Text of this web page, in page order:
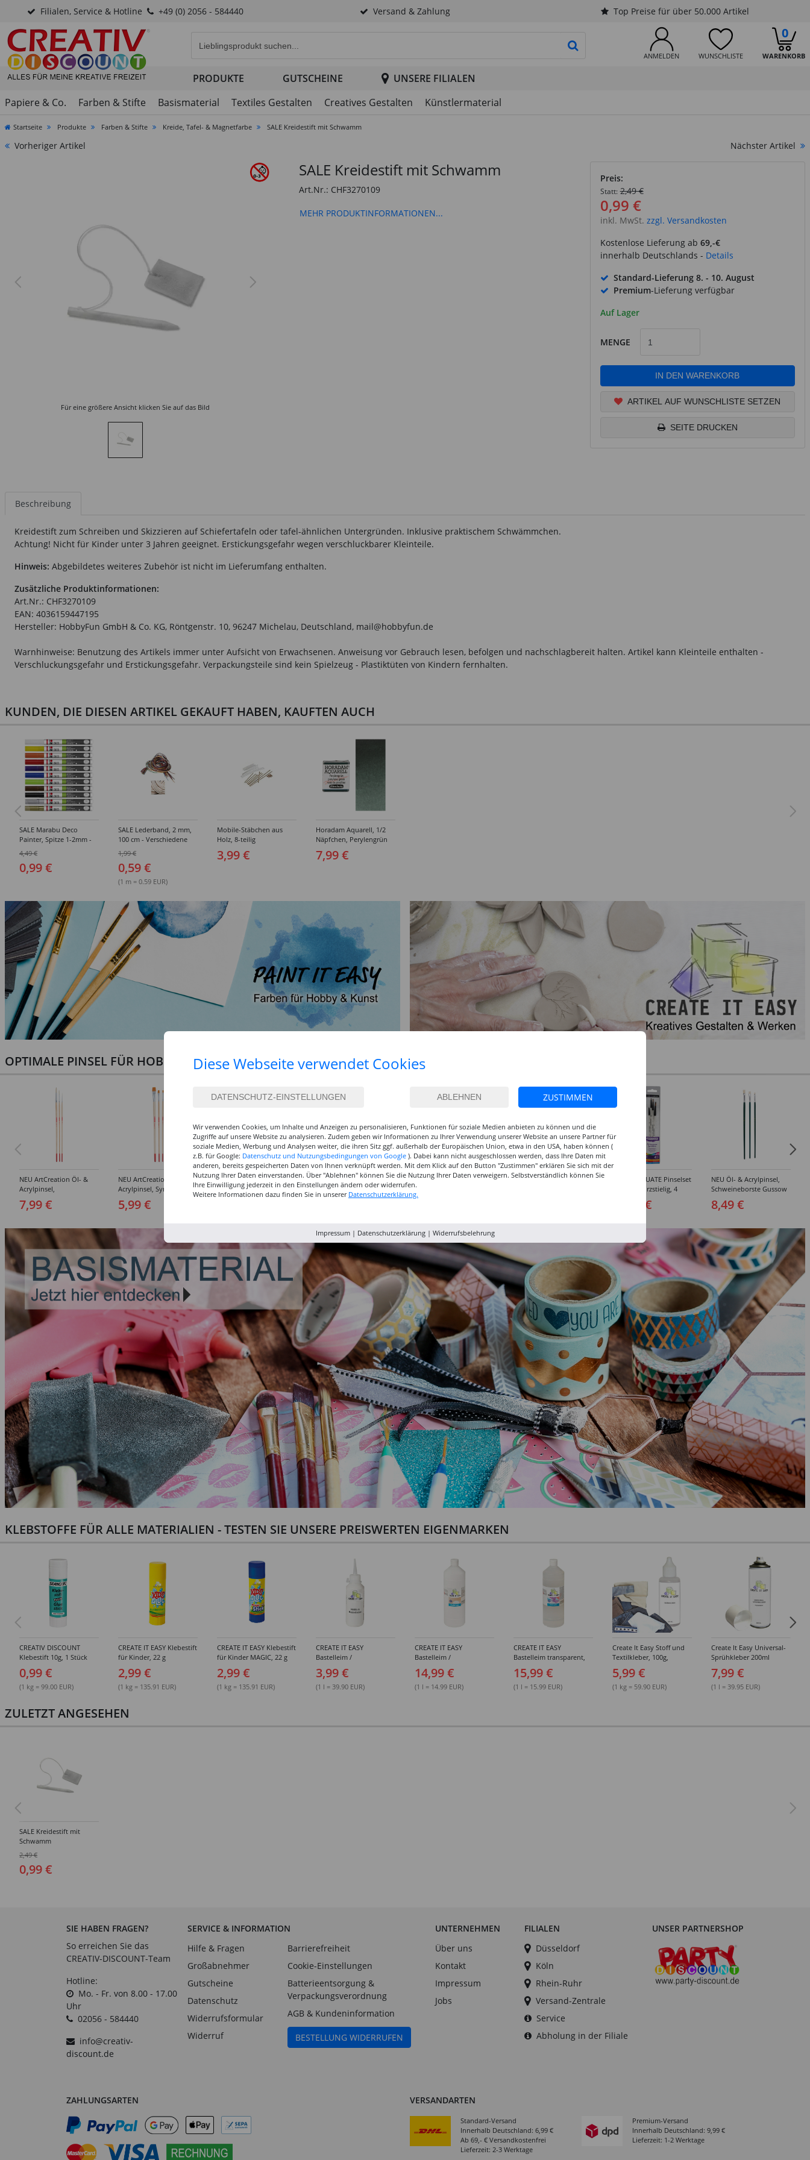
Filialen, Service & Hotline +49 (0) 2056 - 584440 Versand & Zahlung Top Preise für über 50.000 Artikel
ANMELDEN WUNSCHLISTE WARENKORB
0
PRODUKTSUCHE STARTEN
PRODUKTE GUTSCHEINE
UNSERE FILIALEN
Papiere & Co.
Farben & Stifte Basismaterial Textiles Gestalten Creatives Gestalten Künstlermaterial
Startseite Produkte Farben & Stifte Kreide, Tafel- & Magnetfarbe SALE Kreidestift mit Schwamm
Vorheriger Artikel Nächster Artikel
Für eine größere Ansicht klicken Sie auf das Bild
SALE Kreidestift mit Schwamm
Art.Nr.: CHF3270109
MEHR PRODUKTINFORMATIONEN...
Preis:
Statt: 2,49 €
0,99 €
inkl. MwSt. zzgl. Versandkosten
Kostenlose Lieferung ab 69,-€
innerhalb Deutschlands - Details
Standard-Lieferung 8. - 10. August
Premium-Lieferung verfügbar
Auf Lager
MENGE
IN DEN WARENKORB
ARTIKEL AUF WUNSCHLISTE SETZEN
SEITE DRUCKEN
Beschreibung
Kreidestift zum Schreiben und Skizzieren auf Schiefertafeln oder tafel-ähnlichen Untergründen. Inklusive praktischem Schwämmchen.
Achtung! Nicht für Kinder unter 3 Jahren geeignet. Erstickungsgefahr wegen verschluckbarer Kleinteile.
Hinweis: Abgebildetes weiteres Zubehör ist nicht im Lieferumfang enthalten.
Zusätzliche Produktinformationen:
Art.Nr.: CHF3270109
EAN: 4036159447195
Hersteller: HobbyFun GmbH & Co. KG, Röntgenstr. 10, 96247 Michelau, Deutschland, mail@hobbyfun.de
Warnhinweise: Benutzung des Artikels immer unter Aufsicht von Erwachsenen. Anweisung vor Gebrauch lesen, befolgen und nachschlagbereit halten. Artikel kann Kleinteile enthalten -
Verschluckungsgefahr und Erstickungsgefahr. Verpackungsteile sind kein Spielzeug - Plastiktüten von Kindern fernhalten.
KUNDEN, DIE DIESEN ARTIKEL GEKAUFT HABEN, KAUFTEN AUCH
SALE Marabu Deco
Painter, Spitze 1-2mm -
Verschiedene Farbtöne
4,49 €
0,99 €
SALE Lederband, 2 mm,
100 cm - Verschiedene
Farben
1,99 €
0,59 €
(1 m = 0.59 EUR)
Mobile-Stäbchen aus
Holz, 8-teilig
3,99 €
Horadam Aquarell, 1/2
Näpfchen, Perylengrün
7,99 €
OPTIMALE PINSEL FÜR HOBBY & KUNST
NEU ArtCreation Öl- &
Acrylpinsel,
3er Set, No. 2, 6, 10
7,99 €
NEU ArtCreation Öl- &
Acrylpinsel, Synthetik,
Flachpinsel, 4, 8, 16
5,99 €
NEU GRADUATE Pinselset
Rund, kurzstielig, 3
Synthetikpinsel
NEU GRADUATE
Pinselset, langsteilig, 3
Synthetikpinsel
NEU GRADUATE Pinselset
kurzstielig 4
Synthetikpinsel
15,99 €
Marabu Pinselset Basics
NEU GRADUATE Pinselset
"Detail“, kurzstielig, 4
15,99 €
NEU Öl- & Acrylpinsel,
Schweineborste Gussow
8,49 €
KLEBSTOFFE FÜR ALLE MATERIALIEN - TESTEN SIE UNSERE PREISWERTEN EIGENMARKEN
CREATIV DISCOUNT
Klebestift 10g, 1 Stück
0,99 €
(1 kg = 99.00 EUR)
CREATE IT EASY Klebestift
für Kinder, 22 g
2,99 €
(1 kg = 135.91 EUR)
CREATE IT EASY Klebestift
für Kinder MAGIC, 22 g
2,99 €
(1 kg = 135.91 EUR)
CREATE IT EASY
Bastelleim /
Buchbinderleim, 100 ml
3,99 €
(1 l = 39.90 EUR)
CREATE IT EASY
Bastelleim /
Buchbinderleim, 1000 ml
14,99 €
(1 l = 14.99 EUR)
CREATE IT EASY
Bastelleim transparent,
ohne Lösungsmittel,
1000 ml
15,99 €
(1 l = 15.99 EUR)
Create It Easy Stoff und
Textilkleber, 100g,
Kunststoffflasche mit
Maldüse
5,99 €
(1 kg = 59.90 EUR)
Create It Easy Universal-
Sprühkleber 200ml
(permanent)
7,99 €
(1 l = 39.95 EUR)
ZULETZT ANGESEHEN
SALE Kreidestift mit
Schwamm
2,49 €
0,99 €
SIE HABEN FRAGEN?
So erreichen Sie das
CREATIV-DISCOUNT-Team
Hotline:
Mo. - Fr. von 8.00 - 17.00
Uhr
02056 - 584440
info@creativ-
discount.de
SERVICE & INFORMATION
Hilfe & Fragen
Großabnehmer
Gutscheine
Datenschutz
Widerrufsformular
Widerruf
Barrierefreiheit
Cookie-Einstellungen
Batterieentsorgung &
Verpackungsverordnung
AGB & Kundeninformation
BESTELLUNG WIDERRUFEN
UNTERNEHMEN
Über uns
Kontakt
Impressum
Jobs
FILIALEN
Düsseldorf
Köln
Rhein-Ruhr
Versand-Zentrale
Service
Abholung in der Filiale
UNSER PARTNERSHOP
ZAHLUNGSARTEN VERSANDARTEN
Standard-Versand
Innerhalb Deutschland: 6,99 €
Ab 69,- € Versandkostenfrei
Lieferzeit: 2-3 Werktage
Premium-Versand
Innerhalb Deutschland: 9,99 €
Lieferzeit: 1-2 Werktage
Diese Webseite verwendet Cookies
ZUSTIMMEN
Wir verwenden Cookies, um Inhalte und Anzeigen zu personalisieren, Funktionen für soziale Medien anbieten zu können und die
Zugriffe auf unsere Website zu analysieren. Zudem geben wir Informationen zu Ihrer Verwendung unserer Website an unsere Partner für
soziale Medien, Werbung und Analysen weiter, die ihren Sitz ggf. außerhalb der Europäischen Union, etwa in den USA, haben können (
z.B. für Google: Datenschutz und Nutzungsbedingungen von Google ). Dabei kann nicht ausgeschlossen werden, dass Ihre Daten mit
anderen, bereits gespeicherten Daten von Ihnen verknüpft werden. Mit dem Klick auf den Button "Zustimmen" erklären Sie sich mit der
Nutzung Ihrer Daten einverstanden. Über "Ablehnen" können Sie die Nutzung Ihrer Daten verweigern. Selbstverständlich können Sie
Ihre Einwilligung jederzeit in den Einstellungen ändern oder widerrufen.
Weitere Informationen dazu finden Sie in unserer Datenschutzerklärung.
Impressum| Datenschutzerklärung| Widerrufsbelehrung